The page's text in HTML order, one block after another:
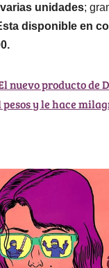
unidades;
disponible en
nuevo producto de
y le hace